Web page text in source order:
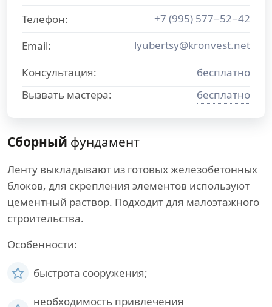
Телефон:
+7 (995) 577−52−42
Email:
lyubertsy@kronvest.net
Консультация:
бесплатно
Вызвать мастера:
бесплатно
Сборный фундамент
Ленту выкладывают из готовых железобетонных
блоков, для скрепления элементов используют
цементный раствор. Подходит для малоэтажного
строительства.
Особенности:
быстрота сооружения;
необходимость привлечения